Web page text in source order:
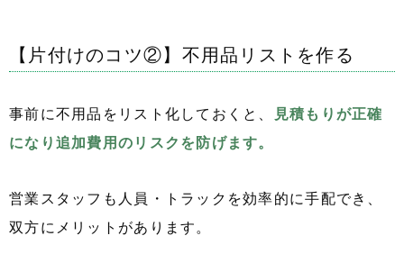
【片付けのコツ②】不用品リストを作る
事前に不用品をリスト化しておくと、
見積もりが正確
になり追加費用のリスクを防げます。
営業スタッフも人員・トラックを効率的に手配でき、
双方にメリットがあります。